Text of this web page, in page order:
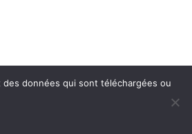
données qui sont téléchargées ou